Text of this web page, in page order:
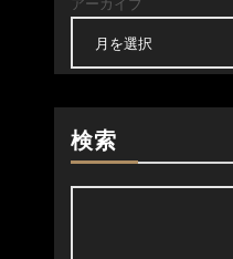
アーカイブ
検索